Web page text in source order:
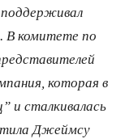
В комитете по
которая в
и сталкивалась
Джеймсу